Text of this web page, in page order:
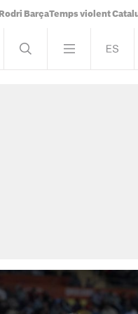
Rodri BarçaTemps violent